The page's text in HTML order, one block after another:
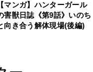
【マンガ】ハンターガール
害獣日誌《第9話》いのち
向き合う解体現場(後編)